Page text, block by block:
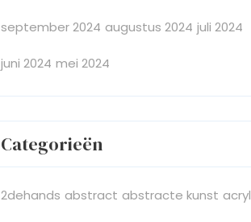
september 2024 augustus 2024 juli 2024
juni 2024 mei 2024
Categorieën
2dehands abstract abstracte kunst acryl